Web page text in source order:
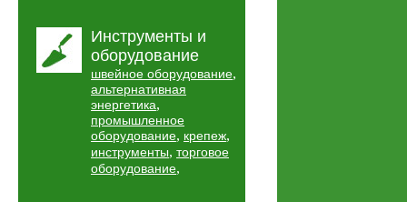
Инструменты и
оборудование
швейное оборудование,
альтернативная
энергетика,
промышленное
оборудование, крепеж,
инструменты, торговое
оборудование,